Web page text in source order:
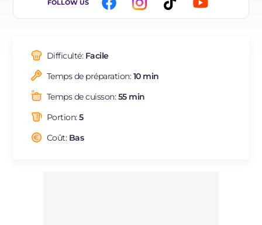
ES
NL
BR
FOLLOW US
Difficulté: Facile
Temps de préparation:10 min
Temps de cuisson:55 min
Portion:5
Coût: Bas